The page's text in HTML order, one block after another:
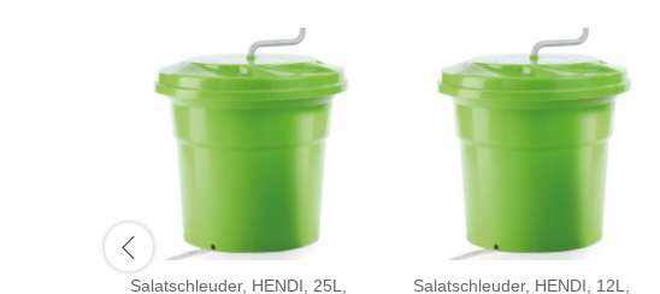
Salatschleuder, HENDI, 25L,
Salatschleuder, HENDI, 12L,